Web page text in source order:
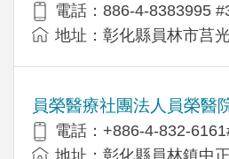
電話：886-4-8383995
地址：彰化縣員林市莒
員榮醫療社團法人員榮醫
電話：+886-4-832-
地址：彰化縣員林鎮中